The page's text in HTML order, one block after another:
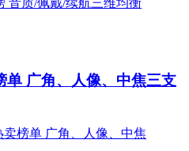
单 广角、人像、中焦三支